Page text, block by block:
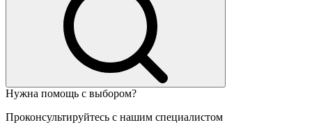
Нужна помощь с выбором?
Проконсультируйтесь с нашим специалистом